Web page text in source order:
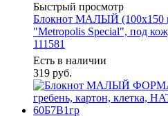
Быстрый просмотр
Блокнот МАЛЫЙ (100x150
"Metropolis Special", под
111581
Есть в наличии
319 руб.